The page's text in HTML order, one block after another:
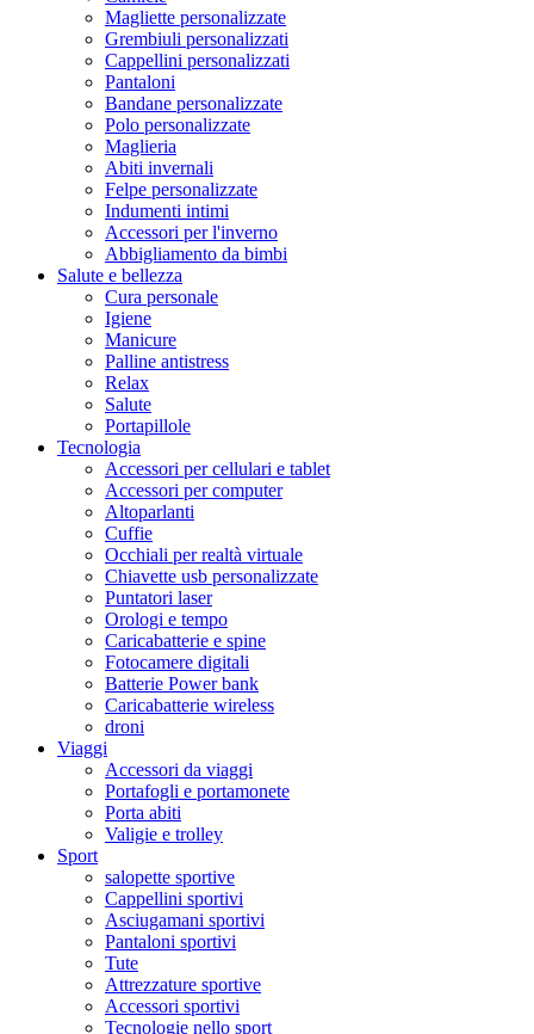
Magliette personalizzate
Grembiuli personalizzati
Cappellini personalizzati
Pantaloni
Bandane personalizzate
Polo personalizzate
Maglieria
Abiti invernali
Felpe personalizzate
Indumenti intimi
Accessori per l'inverno
Abbigliamento da bimbi
Salute e bellezza
Cura personale
Igiene
Manicure
Palline antistress
Relax
Salute
Portapillole
Tecnologia
Accessori per cellulari e tablet
Accessori per computer
Altoparlanti
Cuffie
Occhiali per realtà virtuale
Chiavette usb personalizzate
Puntatori laser
Orologi e tempo
Caricabatterie e spine
Fotocamere digitali
Batterie Power bank
Caricabatterie wireless
droni
Viaggi
Accessori da viaggi
Portafogli e portamonete
Porta abiti
Valigie e trolley
Sport
salopette sportive
Cappellini sportivi
Asciugamani sportivi
Pantaloni sportivi
Tute
Attrezzature sportive
Accessori sportivi
Tecnologie nello sport